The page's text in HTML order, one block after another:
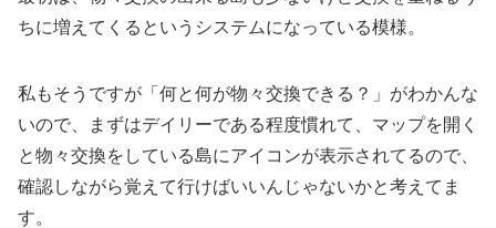
ちに増えてくるというシステムになっている模様。
私もそうですが「何と何が物々交換できる？」がわかんな
いので、まずはデイリーである程度慣れて、マップを開く
と物々交換をしている島にアイコンが表示されてるので、
確認しながら覚えて行けばいいんじゃないかと考えてま
す。